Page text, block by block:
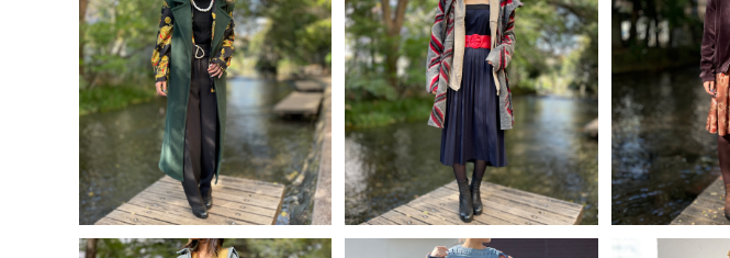
[コーデ買い] で【 30%OFF! 】
4点 イタリア製 ウエストリボン
ジレベスト＜グリーン＞ +フラ
ンス古着 ChristineLaure
柄シャツ+古着 BURBERRY
ハイネック半袖ニット+イタリ
ア製 DIXIE ロゴベルト付きセ
ンタープレスパンツ
¥23,030
30%OFF
SOLD OUT
[コーデ買い] で【 35%OFF! 】
4点 イタリア製 大柄 フード付
コート＜グレー＞ + イタリア
製 スパンコールトップス＜2色
＞ + イタリア製 ウエストゴム
プリーツスカート + サークル
ベルト 5色展開 ＜レッド＞
¥26,455
35%OFF
SOLD OUT
[コーデ買い]
3点 LA
ACTEE ブラ
フランス古着
ンピース +
色展開